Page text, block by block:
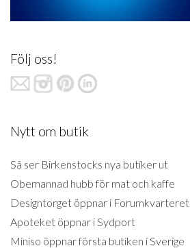
Följ oss!
Nytt om butik
Så ser Birkenstocks nya butiker ut
Obemannad hubb för mat och kaffe
Designtorget öppnar i Forumkvarteret
Apoteket öppnar i Sydport
Miniso öppnar första butiken i Sverige